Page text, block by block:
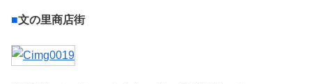
■文の里商店街